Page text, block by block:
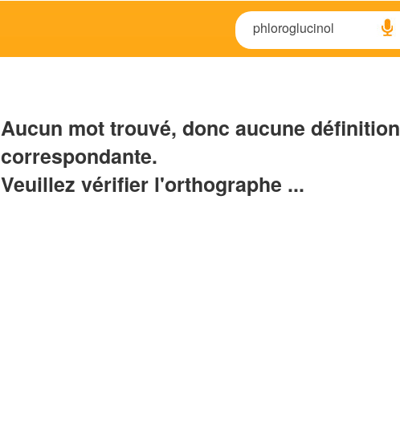
Aucun mot trouvé, donc aucune définition
correspondante.
Veuillez vérifier l'orthographe ...